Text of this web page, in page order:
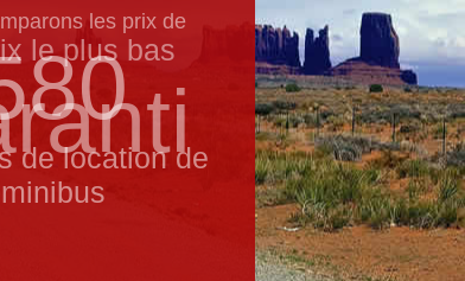
le​ plus bas